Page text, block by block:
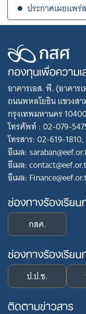
ประกาศเผยแพ
กองทุนเพื่อความ
อาคารเอส. พี. (อาคาร
ถนนพหลโยธิน แขวงส
กรุงเทพมหานคร
โทรศัพท์ : 02-079-
โทรสาร: 02-619-
อีเมล:
อีเมล:
อีเมล:
ช่องทางร้องเรีย
กสศ.
ช่องทางร้องเรีย
ป.ป.ช.
ติดตามข่าวสาร